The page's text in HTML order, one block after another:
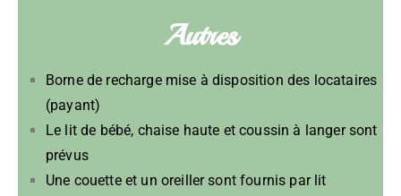
Autres
Borne de recharge mise à disposition des locataires
(payant)
Le lit de bébé, chaise haute et coussin à langer sont
prévus
Une couette et un oreiller sont fournis par lit